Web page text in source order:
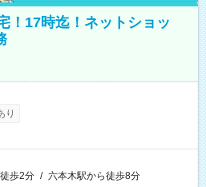
！17時迄！ネットショッ
り
歩2分 / 六本木駅から徒歩8分